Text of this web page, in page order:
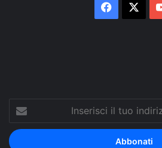
Facebook
Inserisci
tuo
indirizzo